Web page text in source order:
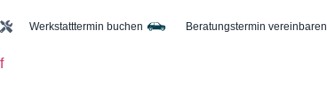
Werkstatttermin buchen Beratungstermin vereinbaren